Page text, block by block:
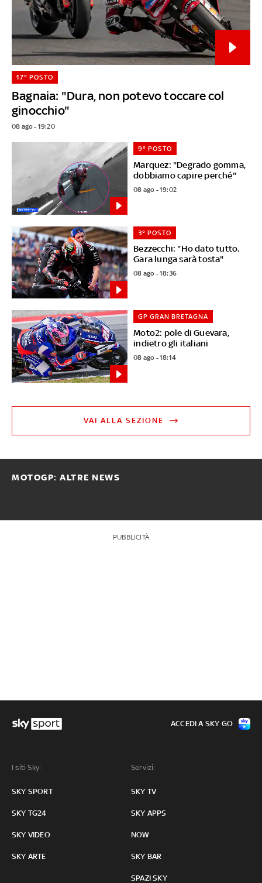
Bagnaia: "Dura, non potevo toccare col
ginocchio"
17° POSTO
08 ago - 19:20
Marquez: "Degrado gomma,
dobbiamo capire perché"
9° POSTO
08 ago - 19:02
Bezzecchi: "Ho dato tutto.
Gara lunga sarà tosta"
3° POSTO
08 ago - 18:36
Moto2: pole di Guevara,
indietro gli italiani
GP GRAN BRETAGNA
08 ago - 18:14
VAI ALLA SEZIONE
MOTOGP: ALTRE NEWS
PUBBLICITÀ
I siti Sky:
SKY SPORT
SKY TG24
SKY VIDEO
SKY ARTE
Servizi:
SKY TV
SKY APPS
NOW
SKY BAR
SPAZI SKY
ACCEDI A SKY GO